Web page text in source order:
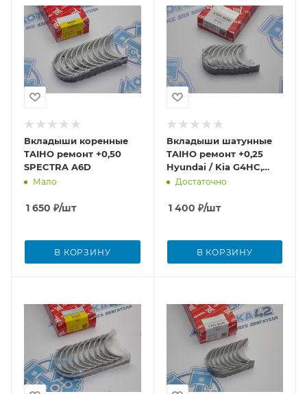
Вкладыши коренные
TAIHO ремонт +0,50
SPECTRA A6D
Мало
1 650 ₽/шт
В КОРЗИНУ
Вкладыши шатунные
TAIHO ремонт +0,25
Hyundai / Kia G4HC,
G4HD
Достаточно
1 400 ₽/шт
В КОРЗИНУ